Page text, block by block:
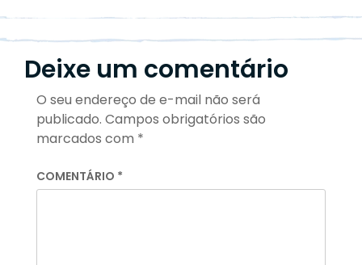
Deixe um comentário
O seu endereço de e-mail não será
publicado. Campos obrigatórios são
marcados com *
COMENTÁRIO *